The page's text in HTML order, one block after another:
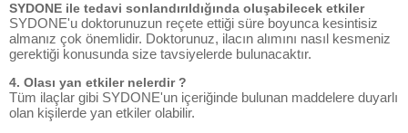
SYDONE ile tedavi sonlandırıldığında oluşabilecek etkiler
SYDONE'u doktorunuzun reçete ettiği süre boyunca kesintisiz
almanız çok önemlidir. Doktorunuz, ilacın alımını nasıl kesmeniz
gerektiği konusunda size tavsiyelerde bulunacaktır.
4. Olası yan etkiler nelerdir ?
Tüm ilaçlar gibi SYDONE'un içeriğinde bulunan maddelere duyarlı
olan kişilerde yan etkiler olabilir.